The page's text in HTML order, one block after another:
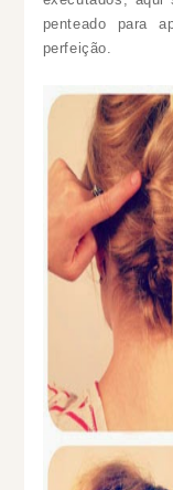
penteado para
perfeição.